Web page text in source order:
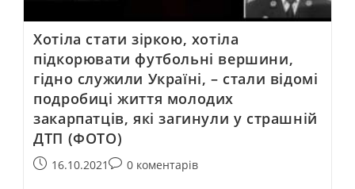
Хотіла стати зіркою, хотіла
підкорювати футбольні вершини,
гідно служили Україні, – стали відомі
подробиці життя молодих
закарпатців, які загинули у страшній
ДТП (ФОТО)
16.10.2021 0 коментарів